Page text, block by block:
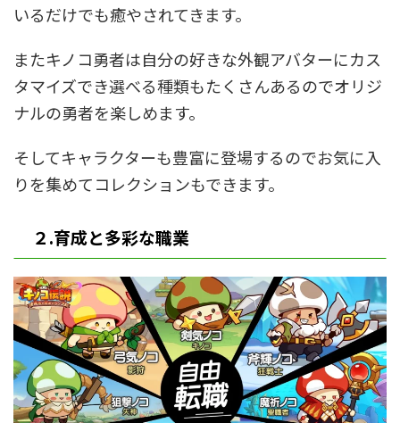
いるだけでも癒やされてきます。
またキノコ勇者は自分の好きな外観アバターにカス
タマイズでき選べる種類もたくさんあるのでオリジ
ナルの勇者を楽しめます。
そしてキャラクターも豊富に登場するのでお気に入
りを集めてコレクションもできます。
２.育成と多彩な職業